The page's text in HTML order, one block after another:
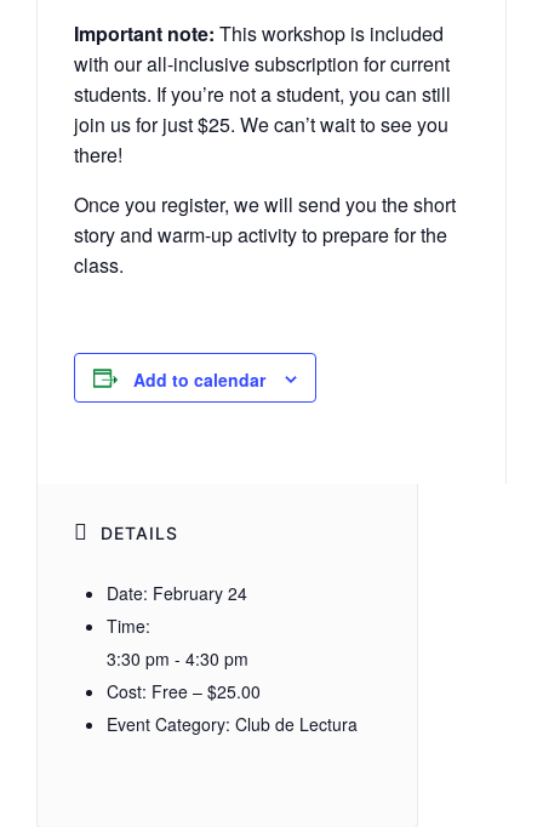
Important note: This workshop is included
with our all-inclusive subscription for current
students. If you’re not a student, you can still
join us for just $25. We can’t wait to see you
there!
Once you register, we will send you the short
story and warm-up activity to prepare for the
class.
Add to calendar
DETAILS
Date: February 24
Time:
3:30 pm - 4:30 pm
Cost: Free – $25.00
Event Category: Club de Lectura